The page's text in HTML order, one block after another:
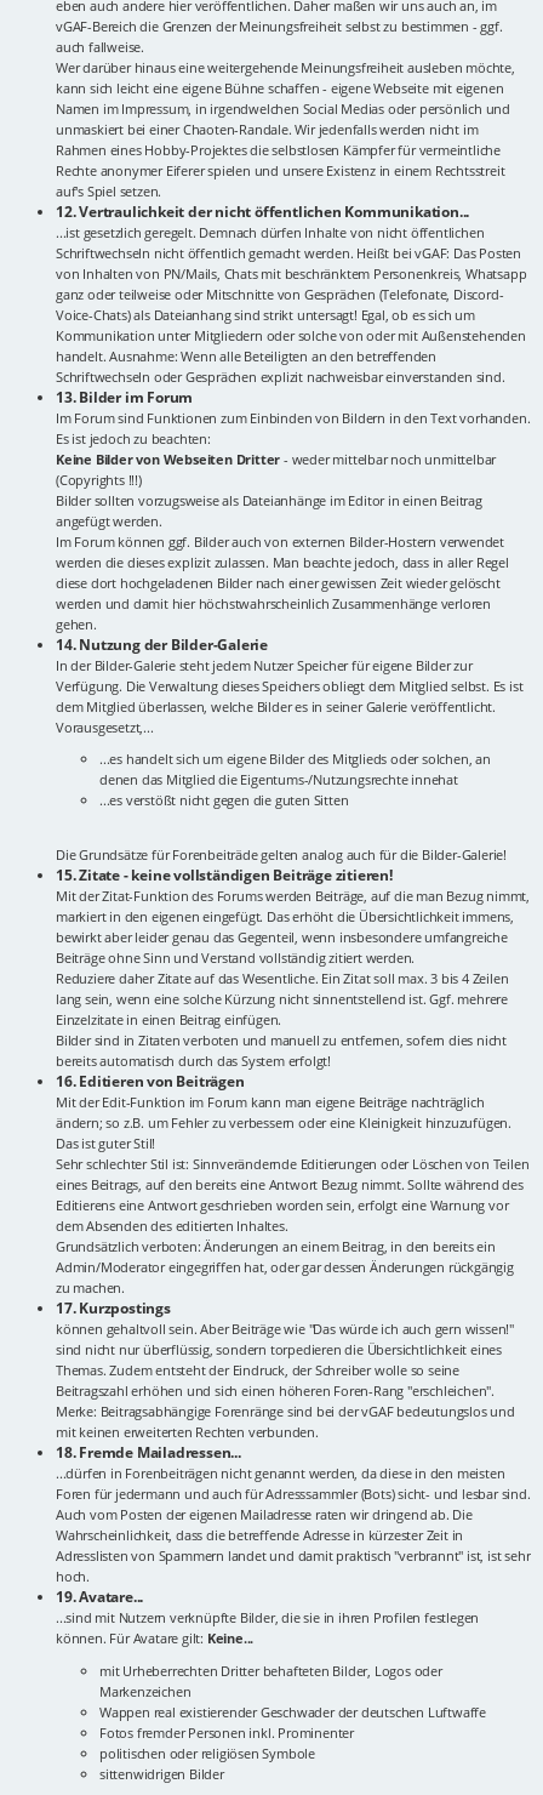
eben auch andere hier veröffentlichen. Daher maßen wir uns auch an, im
vGAF-Bereich die Grenzen der Meinungsfreiheit selbst zu bestimmen - ggf.
auch fallweise.
Wer darüber hinaus eine weitergehende Meinungsfreiheit ausleben möchte,
kann sich leicht eine eigene Bühne schaffen - eigene Webseite mit eigenen
Namen im Impressum, in irgendwelchen Social Medias oder persönlich und
unmaskiert bei einer Chaoten-Randale. Wir jedenfalls werden nicht im
Rahmen eines Hobby-Projektes die selbstlosen Kämpfer für vermeintliche
Rechte anonymer Eiferer spielen und unsere Existenz in einem Rechtsstreit
auf's Spiel setzen.
12. Vertraulichkeit der nicht öffentlichen Kommunikation...
...ist gesetzlich geregelt. Demnach dürfen Inhalte von nicht öffentlichen
Schriftwechseln nicht öffentlich gemacht werden. Heißt bei vGAF: Das Posten
von Inhalten von PN/Mails, Chats mit beschränktem Personenkreis, Whatsapp
ganz oder teilweise oder Mitschnitte von Gesprächen (Telefonate, Discord-
Voice-Chats) als Dateianhang sind strikt untersagt! Egal, ob es sich um
Kommunikation unter Mitgliedern oder solche von oder mit Außenstehenden
handelt. Ausnahme: Wenn alle Beteiligten an den betreffenden
Schriftwechseln oder Gesprächen explizit nachweisbar einverstanden sind.
13. Bilder im Forum
Im Forum sind Funktionen zum Einbinden von Bildern in den Text vorhanden.
Es ist jedoch zu beachten:
Keine Bilder von Webseiten Dritter - weder mittelbar noch unmittelbar
(Copyrights !!!)
Bilder sollten vorzugsweise als Dateianhänge im Editor in einen Beitrag
angefügt werden.
Im Forum können ggf. Bilder auch von externen Bilder-Hostern verwendet
werden die dieses explizit zulassen. Man beachte jedoch, dass in aller Regel
diese dort hochgeladenen Bilder nach einer gewissen Zeit wieder gelöscht
werden und damit hier höchstwahrscheinlich Zusammenhänge verloren
gehen.
14. Nutzung der Bilder-Galerie
In der Bilder-Galerie steht jedem Nutzer Speicher für eigene Bilder zur
Verfügung. Die Verwaltung dieses Speichers obliegt dem Mitglied selbst. Es ist
dem Mitglied überlassen, welche Bilder es in seiner Galerie veröffentlicht.
Vorausgesetzt,...
...es handelt sich um eigene Bilder des Mitglieds oder solchen, an
denen das Mitglied die Eigentums-/Nutzungsrechte innehat
...es verstößt nicht gegen die guten Sitten
Die Grundsätze für Forenbeiträde gelten analog auch für die Bilder-Galerie!
15. Zitate - keine vollständigen Beiträge zitieren!
Mit der Zitat-Funktion des Forums werden Beiträge, auf die man Bezug nimmt,
markiert in den eigenen eingefügt. Das erhöht die Übersichtlichkeit immens,
bewirkt aber leider genau das Gegenteil, wenn insbesondere umfangreiche
Beiträge ohne Sinn und Verstand vollständig zitiert werden.
Reduziere daher Zitate auf das Wesentliche. Ein Zitat soll max. 3 bis 4 Zeilen
lang sein, wenn eine solche Kürzung nicht sinnentstellend ist. Ggf. mehrere
Einzelzitate in einen Beitrag einfügen.
Bilder sind in Zitaten verboten und manuell zu entfernen, sofern dies nicht
bereits automatisch durch das System erfolgt!
16. Editieren von Beiträgen
Mit der Edit-Funktion im Forum kann man eigene Beiträge nachträglich
ändern; so z.B. um Fehler zu verbessern oder eine Kleinigkeit hinzuzufügen.
Das ist guter Stil!
Sehr schlechter Stil ist: Sinnverändernde Editierungen oder Löschen von Teilen
eines Beitrags, auf den bereits eine Antwort Bezug nimmt. Sollte während des
Editierens eine Antwort geschrieben worden sein, erfolgt eine Warnung vor
dem Absenden des editierten Inhaltes.
Grundsätzlich verboten: Änderungen an einem Beitrag, in den bereits ein
Admin/Moderator eingegriffen hat, oder gar dessen Änderungen rückgängig
zu machen.
17. Kurzpostings
können gehaltvoll sein. Aber Beiträge wie "Das würde ich auch gern wissen!"
sind nicht nur überflüssig, sondern torpedieren die Übersichtlichkeit eines
Themas. Zudem entsteht der Eindruck, der Schreiber wolle so seine
Beitragszahl erhöhen und sich einen höheren Foren-Rang "erschleichen".
Merke: Beitragsabhängige Forenränge sind bei der vGAF bedeutungslos und
mit keinen erweiterten Rechten verbunden.
18. Fremde Mailadressen...
...dürfen in Forenbeiträgen nicht genannt werden, da diese in den meisten
Foren für jedermann und auch für Adresssammler (Bots) sicht- und lesbar sind.
Auch vom Posten der eigenen Mailadresse raten wir dringend ab. Die
Wahrscheinlichkeit, dass die betreffende Adresse in kürzester Zeit in
Adresslisten von Spammern landet und damit praktisch "verbrannt" ist, ist sehr
hoch.
19. Avatare...
...sind mit Nutzern verknüpfte Bilder, die sie in ihren Profilen festlegen
können. Für Avatare gilt: Keine...
mit Urheberrechten Dritter behafteten Bilder, Logos oder
Markenzeichen
Wappen real existierender Geschwader der deutschen Luftwaffe
Fotos fremder Personen inkl. Prominenter
politischen oder religiösen Symbole
sittenwidrigen Bilder